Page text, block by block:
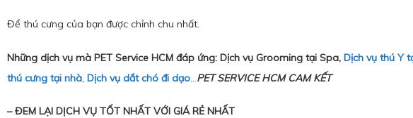
Để thú cưng của bạn được chỉnh chu nhất.
Những dịch vụ mà PET Service HCM đáp ứng: Dịch vụ Grooming tại Spa, Dịch vụ thú Y
thú cưng tại nhà Dịch vụ dắt chó đi dạo PET SERVICE HCM CAM KẾT
– ĐEM LẠI DỊCH VỤ TỐT NHẤT VỚI GIÁ RẺ NHẤT